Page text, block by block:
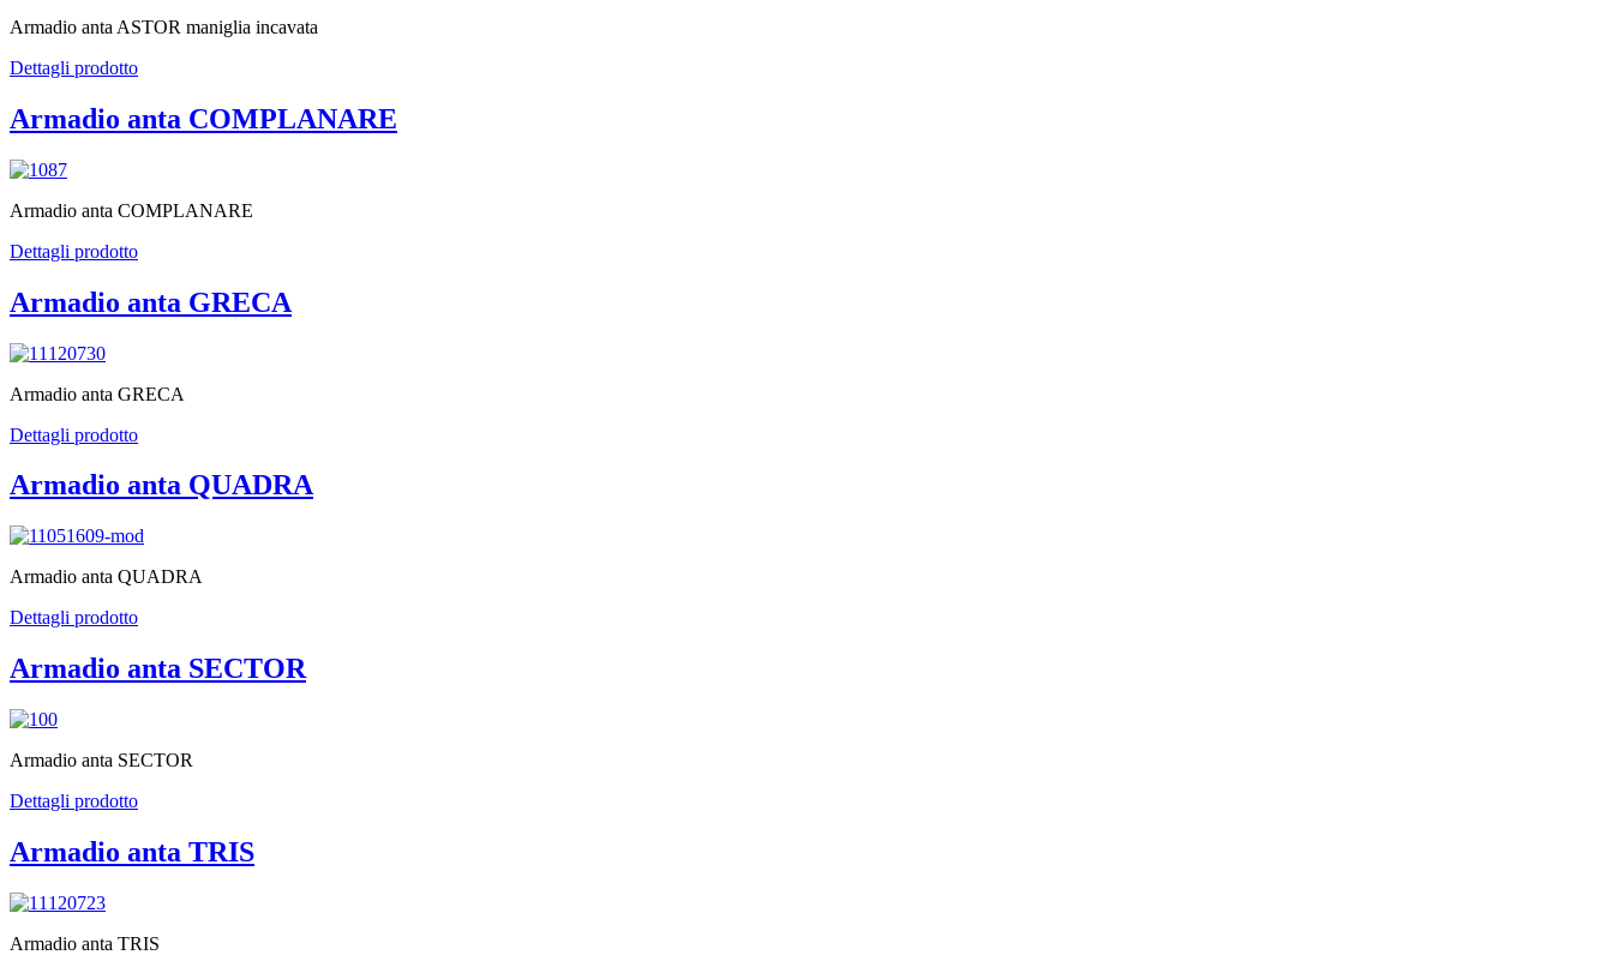
Armadio anta ASTOR maniglia incavata
Dettagli prodotto
Armadio anta COMPLANARE
Armadio anta COMPLANARE
Dettagli prodotto
Armadio anta GRECA
Armadio anta GRECA
Dettagli prodotto
Armadio anta QUADRA
Armadio anta QUADRA
Dettagli prodotto
Armadio anta SECTOR
Armadio anta SECTOR
Dettagli prodotto
Armadio anta TRIS
Armadio anta TRIS